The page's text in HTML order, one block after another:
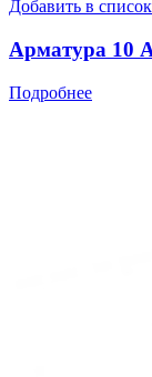
Добавить в
Арматура 10
Подробнее